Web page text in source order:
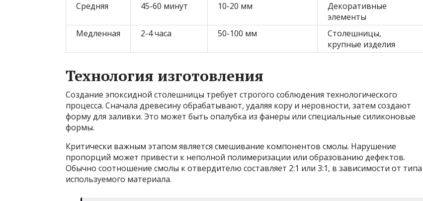
Средняя
45-60 минут 10-20 мм
Декоративные
элементы
Медленная
2-4 часа 50-100 мм
Столешницы,
крупные изделия
Технология изготовления
Создание эпоксидной столешницы требует строгого соблюдения технологического
процесса. Сначала древесину обрабатывают, удаляя кору и неровности, затем создают
форму для заливки. Это может быть опалубка из фанеры или специальные силиконовые
формы.
Критически важным этапом является смешивание компонентов смолы. Нарушение
пропорций может привести к неполной полимеризации или образованию дефектов.
Обычно соотношение смолы к отвердителю составляет 2:1 или 3:1, в зависимости от типа
используемого материала.